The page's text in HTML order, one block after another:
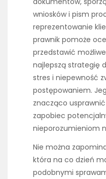
wniosków i pism
reprezentowanie
prawnik pomoże
przedstawić
najlepszą strategię
stres i niepewność
postępowaniem.
znacząco
zapobiec
nieporozumieniom
Nie można
która na co dzień
podobnymi